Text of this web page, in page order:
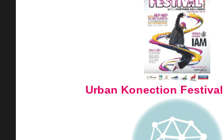
Urban Konection Festival